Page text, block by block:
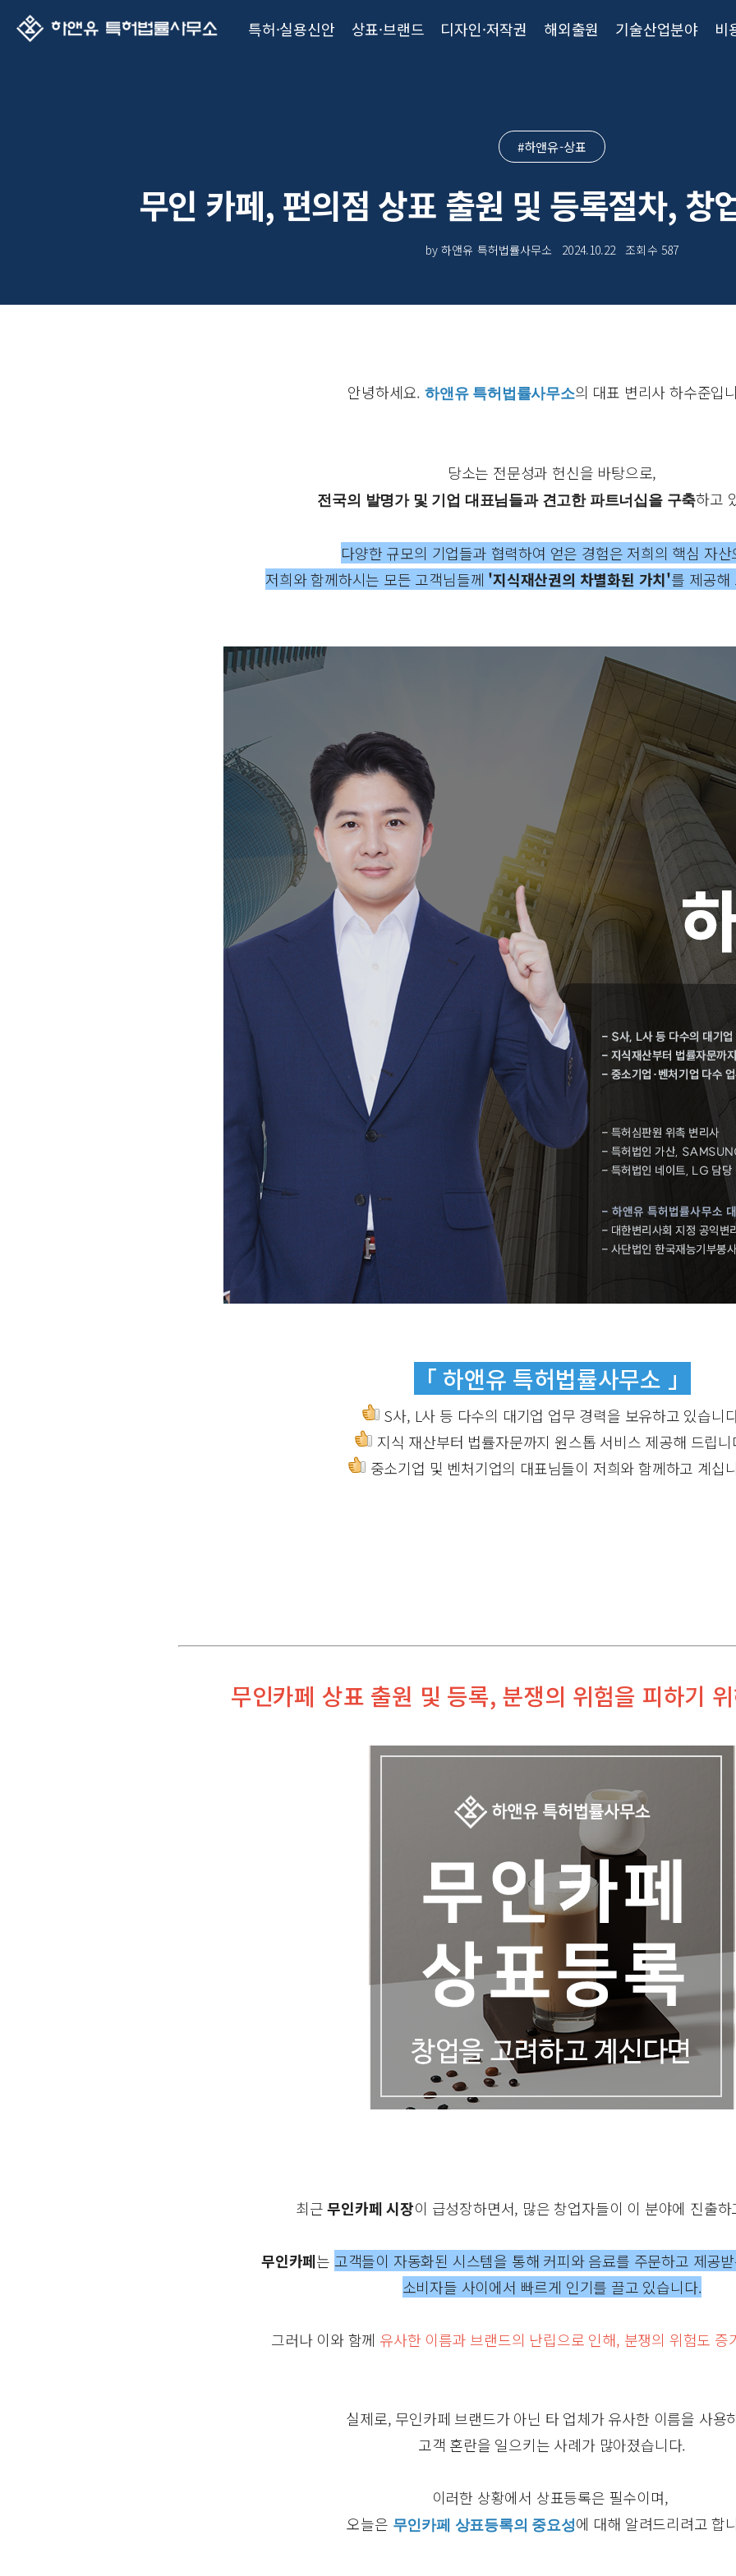
특허·실용신안 상표·브랜드 디자인·저작권 해외출원 기술산업분야 비
#하앤유-상표
무인 카페, 편의점 상표 출원 및 등록절차, 창
by 하앤유 특허법률사무소 2024.10.22 조회수 587
안녕하세요. 하앤유 특허법률사무소의 대표 변리사 하수준입
당소는 전문성과 헌신을 바탕으로,
전국의 발명가 및 기업 대표님들과 견고한 파트너십을 구축하고
다양한 규모의 기업들과 협력하여 얻은 경험은 저희의 핵심 자산
저희와 함께하시는 모든 고객님들께 '지식재산권의 차별화된 가치'를 제공해
「 하앤유 특허법률사무소 」
S사, L사 등 다수의 대기업 업무 경력을 보유하고 있습니
지식 재산부터 법률자문까지 원스톱 서비스 제공해 드립니
중소기업 및 벤처기업의 대표님들이 저희와 함께하고 계십
무인카페 상표 출원 및 등록, 분쟁의 위험을 피하기
최근무인카페 시장이 급성장하면서, 많은 창업자들이 이 분야에 진출
무인카페는 고객들이 자동화된 시스템을 통해 커피와 음료를 주문하고 제공
소비자들 사이에서 빠르게 인기를 끌고 있습니다.
그러나 이와 함께 유사한 이름과 브랜드의 난립으로 인해, 분쟁의 위험도 증
실제로, 무인카페 브랜드가 아닌 타 업체가 유사한 이름을 사용
고객 혼란을 일으키는 사례가 많아졌습니다.
이러한 상황에서 상표등록은 필수이며,
오늘은 무인카페 상표등록의 중요성에 대해 알려드리려고 합